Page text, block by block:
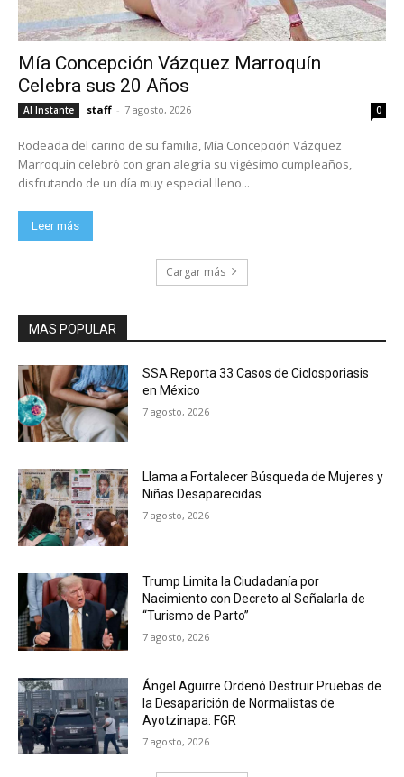
Mía Concepción Vázquez Marroquín
Celebra sus 20 Años
Al Instante staff - 7 agosto, 2026 0
Rodeada del cariño de su familia, Mía Concepción Vázquez
Marroquín celebró con gran alegría su vigésimo cumpleaños,
disfrutando de un día muy especial lleno...
Leer más
Cargar más
MAS POPULAR
SSA Reporta 33 Casos de Ciclosporiasis
en México
7 agosto, 2026
Llama a Fortalecer Búsqueda de Mujeres y
Niñas Desaparecidas
7 agosto, 2026
Trump Limita la Ciudadanía por
Nacimiento con Decreto al Señalarla de
“Turismo de Parto”
7 agosto, 2026
Ángel Aguirre Ordenó Destruir Pruebas de
la Desaparición de Normalistas de
Ayotzinapa: FGR
7 agosto, 2026